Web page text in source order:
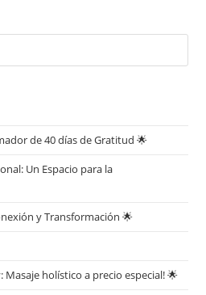
de 40 días de Gratitud 🌟
Un Espacio para la
y Transformación 🌟
Masaje holístico a precio especial! 🌟